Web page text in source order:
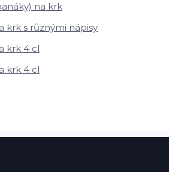
na krk
krk s různými nápisy
krk 4 cl
krk 4 cl